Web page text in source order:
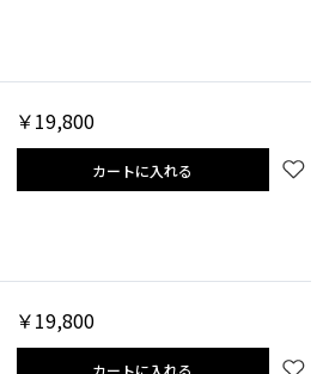
￥19,800
カートに入れる
￥19,800
カートに入れる